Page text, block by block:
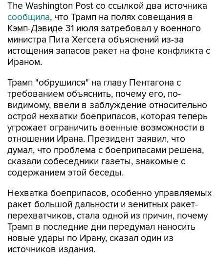
The Washington Post со ссылкой два источника
сообщила, что Трамп на полях совещания в
Кэмп-Дэвиде 31 июля затребовал у военного
министра Пита Хегсета объяснений из-за
истощения запасов ракет на фоне конфликта с
Ираном.
Трамп "обрушился" на главу Пентагона с
требованием объяснить, почему его, по-
видимому, ввели в заблуждение относительно
острой нехватки боеприпасов, которая теперь
угрожает ограничить военные возможности в
отношении Ирана. Президент заявил, что
думал, что проблема с боеприпасами решена,
сказали собеседники газеты, знакомые с
содержанием этой беседы.
Нехватка боеприпасов, особенно управляемых
ракет большой дальности и зенитных ракет-
перехватчиков, стала одной из причин, почему
Трамп в последние дни передумал наносить
новые удары по Ирану, сказал один из
источников издания.